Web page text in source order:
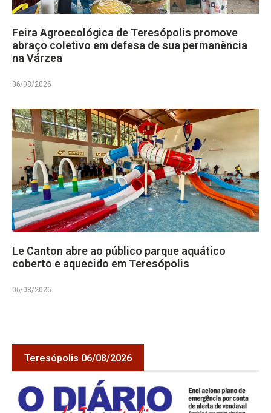
Feira Agroecológica de Teresópolis promove
abraço coletivo em defesa de sua permanência
na Várzea
06/08/2026
Le Canton abre ao público parque aquático
coberto e aquecido em Teresópolis
06/08/2026
Teresópolis 06/08/2026